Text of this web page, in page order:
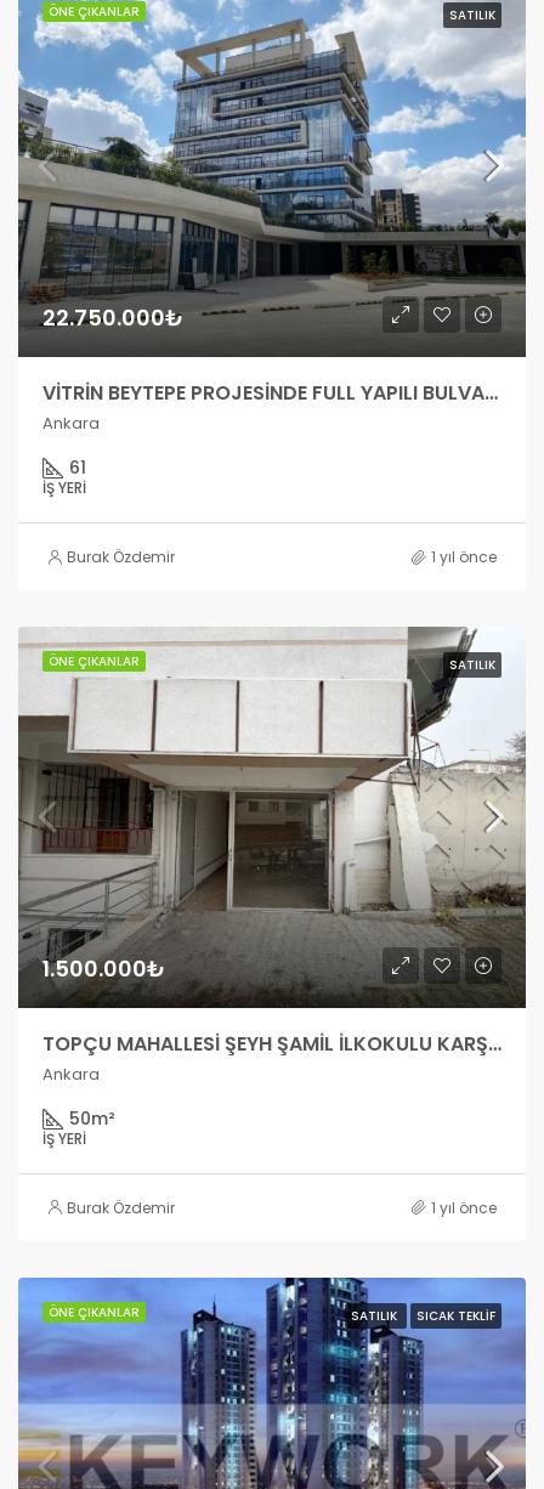
ÖNE ÇIKANLAR SATILIK
22.750.000₺
VİTRİN BEYTEPE PROJESİNDE FULL YAPILI BULVAR CEPHE 61m2 OFİS
Ankara
61
İŞ YERI
Burak Özdemir 1 yıl önce
ÖNE ÇIKANLAR SATILIK
1.500.000₺
TOPÇU MAHALLESİ ŞEYH ŞAMİL İLKOKULU KARŞISI DÜKKAN
Ankara
50m²
İŞ YERI
Burak Özdemir 1 yıl önce
ÖNE ÇIKANLAR SATILIK SICAK TEKLIF